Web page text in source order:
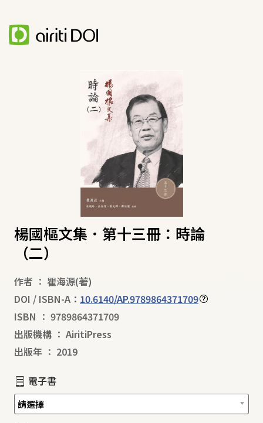
楊國樞文集．第十三冊：時論
（二）
作者 ： 瞿海源(著)
DOI / ISBN-A： 10.6140/AP.9789864371709
ISBN ： 9789864371709
出版機構 ： AiritiPress
出版年 ： 2019
電子書